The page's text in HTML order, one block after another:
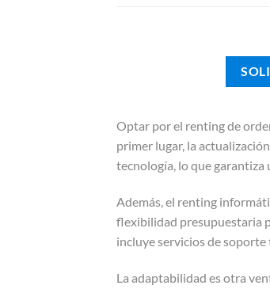
Optar por el renting de
primer lugar, la
tecnología, lo que
Además, el renting
flexibilidad presupuestaria
incluye servicios de
La adaptabilidad es otra